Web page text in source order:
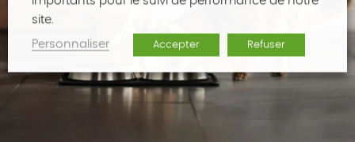
site.
Personnaliser Accepter Refuser